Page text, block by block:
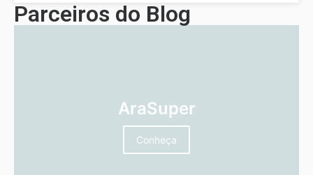
Parceiros do Blog
AraSuper
Conheça